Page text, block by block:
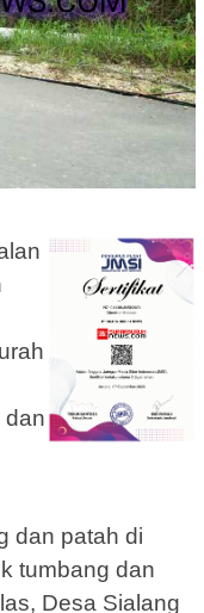
dan
dan patah di
tumbang dan
Desa Sialang